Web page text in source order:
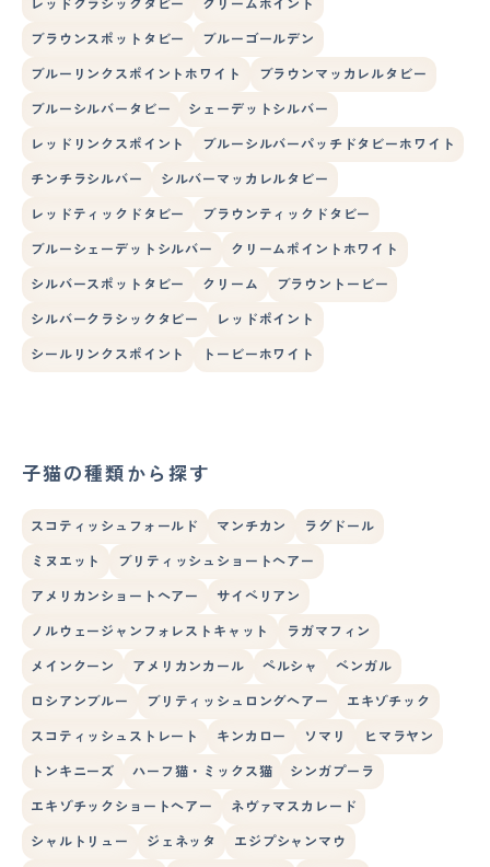
レッドクラシックタビー クリームポイント
ブラウンスポットタビー ブルーゴールデン
ブルーリンクスポイントホワイト ブラウンマッカレルタビー
ブルーシルバータビー シェーデットシルバー
レッドリンクスポイント ブルーシルバーパッチドタビーホワイト
チンチラシルバー シルバーマッカレルタビー
レッドティックドタビー ブラウンティックドタビー
ブルーシェーデットシルバー クリームポイントホワイト
シルバースポットタビー クリーム ブラウントービー
シルバークラシックタビー レッドポイント
シールリンクスポイント トービーホワイト
子猫の種類から探す
スコティッシュフォールド マンチカン ラグドール
ミヌエット ブリティッシュショートヘアー
アメリカンショートヘアー サイベリアン
ノルウェージャンフォレストキャット ラガマフィン
メインクーン アメリカンカール ペルシャ ベンガル
ロシアンブルー ブリティッシュロングヘアー エキゾチック
スコティッシュストレート キンカロー ソマリ ヒマラヤン
トンキニーズ ハーフ猫・ミックス猫 シンガプーラ
エキゾチックショートヘアー ネヴァマスカレード
シャルトリュー ジェネッタ エジプシャンマウ